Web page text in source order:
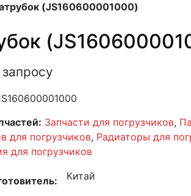
(JS160600001000)
Запчасти для погрузчиков,
для погрузчиков, Радиаторы для
для погрузчиков
Китай